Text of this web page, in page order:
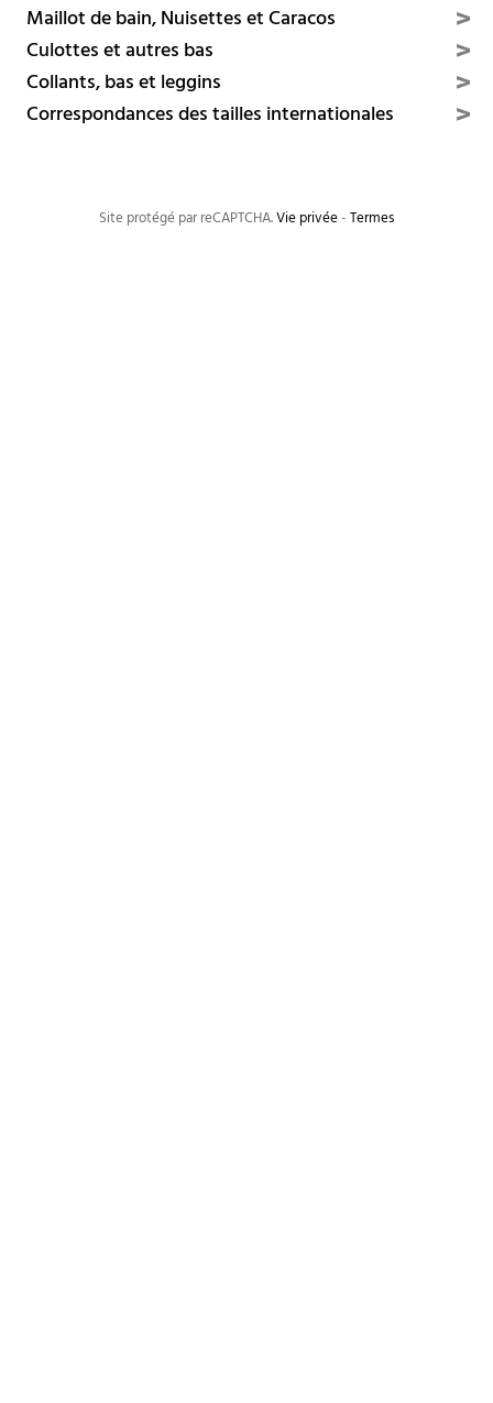
>
Maillot de bain, Nuisettes et Caracos
>
Culottes et autres bas
>
Collants, bas et leggins
>
Correspondances des tailles internationales
Site protégé par reCAPTCHA.Vie privée- Termes